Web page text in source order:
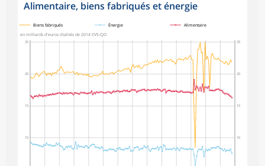
Alimentaire, biens fabriqués et énergie
10
15
20
25
10
15
20
25
en milliards d'euros chaînés de 2014 CVS-CJO
Biens fabriqués Énergie Alimentaire